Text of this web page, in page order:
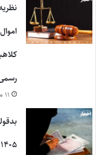
۱۱ مرداد ۱۴۰۵
۱۴۰۵